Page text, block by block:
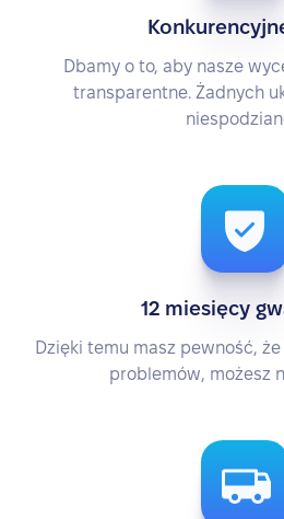
Dbamy o to, aby nasze
transparentne. Żadnych
12 miesięcy
Dzięki temu masz pewność,
problemów, możesz